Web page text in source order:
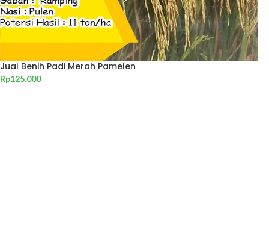
Jual Benih Padi Merah Pamelen
Rp125.000